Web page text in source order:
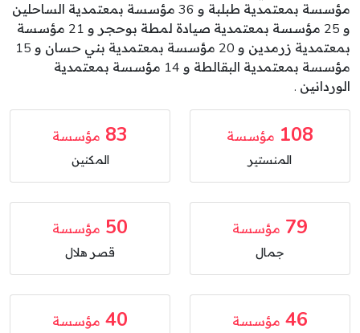
مؤسسة بمعتمدية طبلبة و 36 مؤسسة بمعتمدية الساحلين
و 25 مؤسسة بمعتمدية صيادة لمطة بوحجر و 21 مؤسسة
بمعتمدية زرمدين و 20 مؤسسة بمعتمدية بني حسان و 15
مؤسسة بمعتمدية البقالطة و 14 مؤسسة بمعتمدية
الوردانين .
108 مؤسسة
المنستير
83 مؤسسة
المكنين
79 مؤسسة
جمال
50 مؤسسة
قصر هلال
46 مؤسسة 40 مؤسسة